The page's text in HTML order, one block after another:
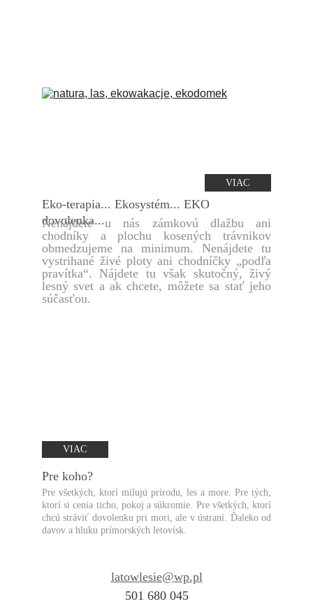
Eko-terapia... Ekosystém... EKO
dovolenka...
Nenájdete u nás zámkovú dlažbu ani
chodníky a plochu kosených trávnikov
obmedzujeme na minimum. Nenájdete tu
vystrihané živé ploty ani chodníčky „podľa
pravítka“. Nájdete tu však skutočný, živý
lesný svet a ak chcete, môžete sa stať jeho
súčasťou.
VIAC
Pre koho?
Pre všetkých, ktorí milujú prírodu, les a more. Pre tých,
ktorí si cenia ticho, pokoj a súkromie. Pre všetkých, ktorí
chcú stráviť dovolenku pri mori, ale v ústraní. Ďaleko od
davov a hluku prímorských letovísk.
VIAC
latowlesie@wp.pl
501 680 045